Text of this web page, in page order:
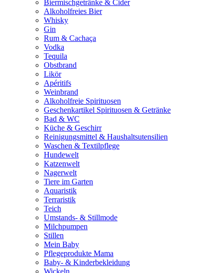
Biermischgetränke & Cider
Alkoholfreies Bier
Whisky
Gin
Rum & Cachaça
Vodka
Tequila
Obstbrand
Likör
Apéritifs
Weinbrand
Alkoholfreie Spirituosen
Geschenkartikel Spirituosen & Getränke
Bad & WC
Küche & Geschirr
Reinigungsmittel & Haushaltsutensilien
Waschen & Textilpflege
Hundewelt
Katzenwelt
Nagerwelt
Tiere im Garten
Aquaristik
Terraristik
Teich
Umstands- & Stillmode
Milchpumpen
Stillen
Mein Baby
Pflegeprodukte Mama
Baby- & Kinderbekleidung
Wickeln